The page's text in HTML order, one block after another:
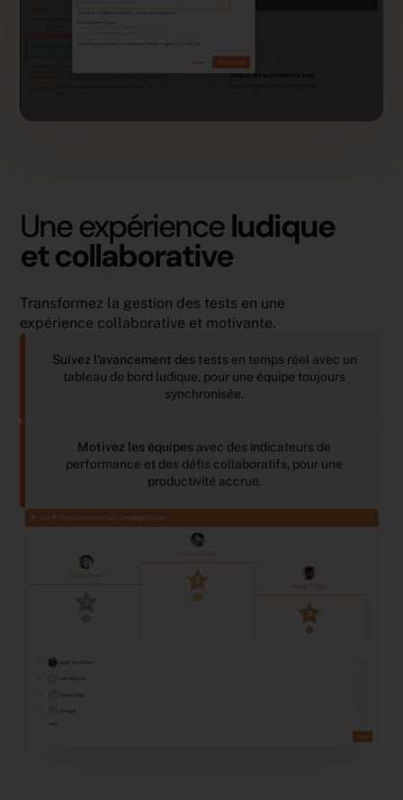
Une expérienceludique
et collaborative
Transformez la gestion des tests en une
expérience collaborative et motivante.
Suivez l’avancement des tests en temps réel avec un
tableau de bord ludique, pour une équipe toujours
synchronisée.
Motivez les équipes avec des indicateurs de
performance et des défis collaboratifs, pour une
productivité accrue.